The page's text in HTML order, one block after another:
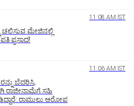
11:08 AM IST
ಚಲಿಸುವ ಮೇಜಿನಲ್ಲಿ
ಪ್ರಸಾದ!
11:06 AM IST
ಬೆದರಿಸಿ,
ರಾಜೀನಾಮೆಗೆ ಸಹಿ
ರಾಮುಲು ಆರೋಪ